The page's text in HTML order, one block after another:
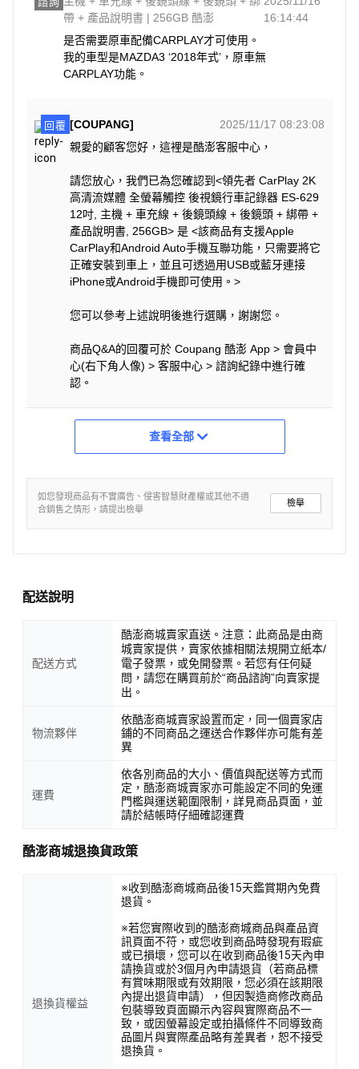
♦ 原廠產品規格及配件, 如有變動恕不另行通知,以實際到貨
為準
鏡頭X1、綁帶X2、產品說明書X1
．保固期限：主機一年/配件3個月/贈品不保固
．產地：Made in China
．商品尺寸(不含外包裝)：約270x112x40mm(含綁帶支架
．商品重量(不含外包裝)：約380g
．商品尺寸(含外包裝)：約340x120x65mm
．商品重量(含外包裝)：約890g
帶 + 產品說明書 | 256GB 酷澎
16:14:44
是否需要原車配備CARPLAY才可使用。
我的車型是MAZDA3 ‘2018年式’，原車無
CARPLAY功能。
回覆 [COUPANG]
2025/11/17 08:23:08
親愛的顧客您好，這裡是酷澎客服中心，
請您放心，我們已為您確認到<領先者 CarPlay 2K
高清流媒體 全螢幕觸控 後視鏡行車記錄器 ES-629
12吋, 主機 + 車充線 + 後鏡頭線 + 後鏡頭 + 綁帶 +
產品說明書, 256GB> 是 <該商品有支援Apple
CarPlay和Android Auto手機互聯功能，只需要將它
正確安裝到車上，並且可透過用USB或藍牙連接
iPhone或Android手機即可使用。>
您可以參考上述說明後進行選購，謝謝您。
商品Q&A的回覆可於 Coupang 酷澎 App > 會員中
心(右下角人像) > 客服中心 > 諮詢紀錄中進行確
認。
查看全部
如您發現商品有不實廣告、侵害智慧財產權或其他不適
合銷售之情形，請提出檢舉
檢舉
配送說明
配送方式
酷澎商城賣家直送。注意：此商品是由商
城賣家提供，賣家依據相關法規開立紙本/
電子發票，或免開發票。若您有任何疑
問，請您在購買前於“商品諮詢”向賣家提
出。
物流夥伴
依酷澎商城賣家設置而定，同一個賣家店
鋪的不同商品之運送合作夥伴亦可能有差
異
運費
依各別商品的大小、價值與配送等方式而
定，酷澎商城賣家亦可能設定不同的免運
門檻與運送範圍限制，詳見商品頁面，並
請於結帳時仔細確認運費
酷澎商城退換貨政策
退換貨權益
※收到酷澎商城商品後15天鑑賞期內免費
退貨。
※若您實際收到的酷澎商城商品與產品資
訊頁面不符，或您收到商品時發現有瑕疵
或已損壞，您可以在收到商品後15天內申
請換貨或於3個月內申請退貨（若商品標
有賞味期限或有效期限，您必須在該期限
內提出退貨申請），但因製造商修改商品
包裝導致頁面顯示內容與實際商品不一
致，或因螢幕設定或拍攝條件不同導致商
品圖片與實際產品略有差異者，恕不接受
退換貨。